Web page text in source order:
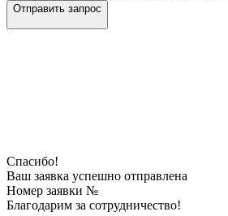
Отправить запрос
Спасибо!
Ваш заявка успешно отправлена
Номер заявки №
Благодарим за сотрудничество!